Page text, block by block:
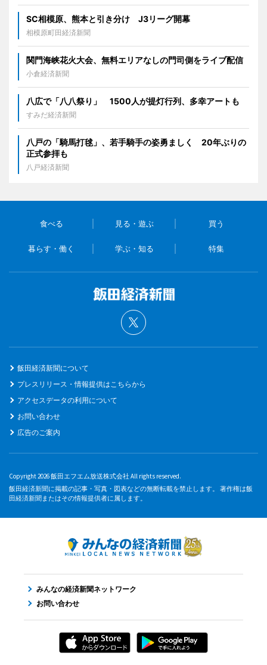
SC相模原、熊本と引き分け J3リーグ開幕
相模原町田経済新聞
関門海峡花火大会、無料エリアなしの門司側をライブ配信
小倉経済新聞
八広で「八八祭り」 1500人が提灯行列、多幸アートも
すみだ経済新聞
八戸の「騎馬打毬」、若手騎手の姿勇ましく 20年ぶりの
正式参拝も
八戸経済新聞
食べる 見る・遊ぶ 買う
暮らす・働く 学ぶ・知る 特集
飯田経済新聞について
プレスリリース・情報提供はこちらから
アクセスデータの利用について
お問い合わせ
広告のご案内
Copyright 2026 飯田エフエム放送株式会社 All rights reserved.
飯田経済新聞に掲載の記事・写真・図表などの無断転載を禁止します。 著作権は飯
田経済新聞またはその情報提供者に属します。
みんなの経済新聞ネットワーク
お問い合わせ